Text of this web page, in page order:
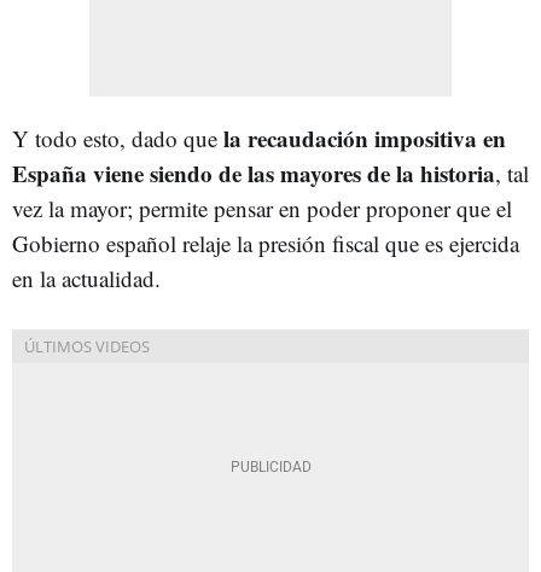
Y todo esto, dado que la recaudación impositiva en
España viene siendo de las mayores de la historia, tal
vez la mayor; permite pensar en poder proponer que el
Gobierno español relaje la presión fiscal que es ejercida
en la actualidad.